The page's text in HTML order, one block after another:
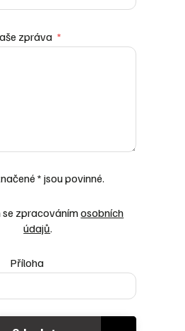
zpráva *
* jsou povinné.
se zpracovánímosobních
údajů.
Příloha